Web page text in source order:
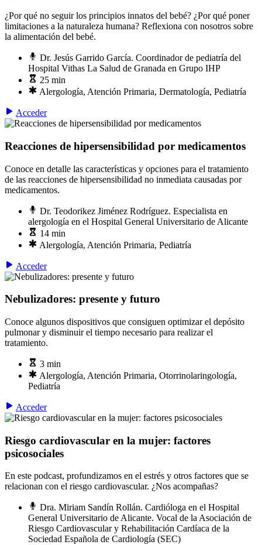
¿Por qué no seguir los principios innatos del bebé? ¿Por qué poner
limitaciones a la naturaleza humana? Reflexiona con nosotros sobre
la alimentación del bebé.
Dr. Jesús Garrido García. Coordinador de pediatría del
Hospital Vithas La Salud de Granada en Grupo IHP
25 min
Alergología, Atención Primaria, Dermatología, Pediatría
Acceder
Reacciones de hipersensibilidad por medicamentos
Conoce en detalle las características y opciones para el tratamiento
de las reacciones de hipersensibilidad no inmediata causadas por
medicamentos.
Dr. Teodorikez Jiménez Rodríguez. Especialista en
alergología en el Hospital General Universitario de Alicante
14 min
Alergología, Atención Primaria, Pediatría
Acceder
Nebulizadores: presente y futuro
Conoce algunos dispositivos que consiguen optimizar el depósito
pulmonar y disminuir el tiempo necesario para realizar el
tratamiento.
3 min
Alergología, Atención Primaria, Otorrinolaringología,
Pediatría
Acceder
Riesgo cardiovascular en la mujer: factores
psicosociales
En este podcast, profundizamos en el estrés y otros factores que se
relacionan con el riesgo cardiovascular. ¿Nos acompañas?
Dra. Miriam Sandín Rollán. Cardióloga en el Hospital
General Universitario de Alicante. Vocal de la Asociación de
Riesgo Cardiovascular y Rehabilitación Cardíaca de la
Sociedad Española de Cardiología (SEC)